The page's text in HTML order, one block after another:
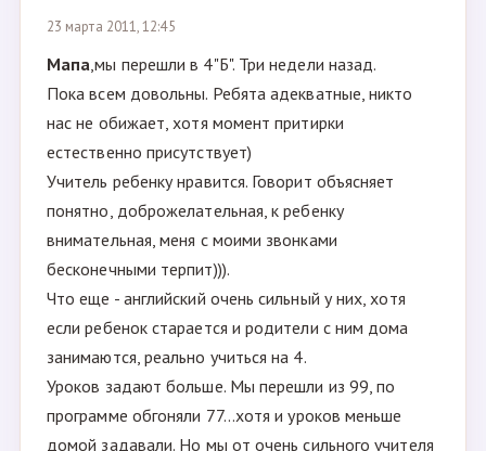
23 марта 2011, 12:45
Мапа,мы перешли в 4"Б". Три недели назад.
Пока всем довольны. Ребята адекватные, никто
нас не обижает, хотя момент притирки
естественно присутствует)
Учитель ребенку нравится. Говорит объясняет
понятно, доброжелательная, к ребенку
внимательная, меня с моими звонками
бесконечными терпит))).
Что еще - английский очень сильный у них, хотя
если ребенок старается и родители с ним дома
занимаются, реально учиться на 4.
Уроков задают больше. Мы перешли из 99, по
программе обгоняли 77...хотя и уроков меньше
домой задавали. Но мы от очень сильного учителя